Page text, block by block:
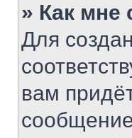
» Как мне
Для
вам